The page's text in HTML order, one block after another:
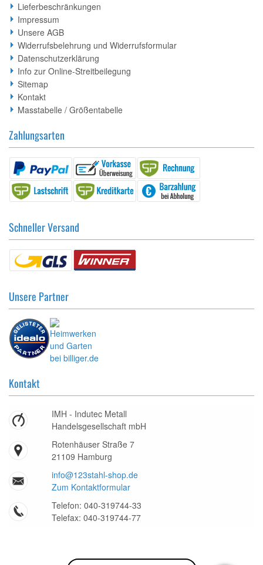
Lieferbeschränkungen
Impressum
Unsere AGB
Widerrufsbelehrung und Widerrufsformular
Datenschutzerklärung
Info zur Online-Streitbeilegung
Sitemap
Kontakt
Masstabelle / Größentabelle
Zahlungsarten
Schneller Versand
Unsere Partner
Kontakt
IMH - Indutec Metall
Handelsgesellschaft mbH
Rotenhäuser Straße 7
21109 Hamburg
info@123stahl-shop.de
Zum Kontaktformular
Telefon: 040-319744-33
Telefax: 040-319744-77